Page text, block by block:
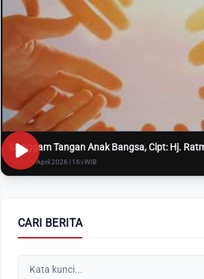
Genggam Tangan Anak Bangsa, Cipt: Hj.
Rabu, 8 April 2026 | 16:i WIB
CARI BERITA